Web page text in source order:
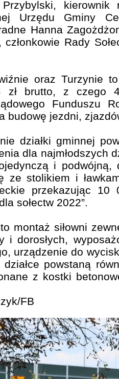
Przybylski,
Urzędu Gminy
Hanna
Rady
oraz Turzynie
zł brutto, z czego
Funduszu
budowę jezdni,
działki gminnej
dla najmłodszych
i
ze stolikiem i
przekazując
sołectw 2022”.
montaż siłowni
i dorosłych,
urządzenie do
powstaną
z kostki
FB